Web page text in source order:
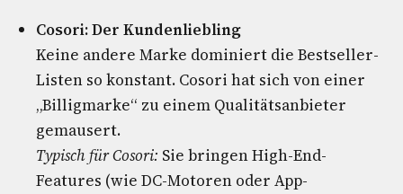
Cosori: Der Kundenliebling
Keine andere Marke dominiert die Bestseller-
Listen so konstant. Cosori hat sich von einer
„Billigmarke“ zu einem Qualitätsanbieter
gemausert.
Typisch für Cosori: Sie bringen High-End-
Features (wie DC-Motoren oder App-